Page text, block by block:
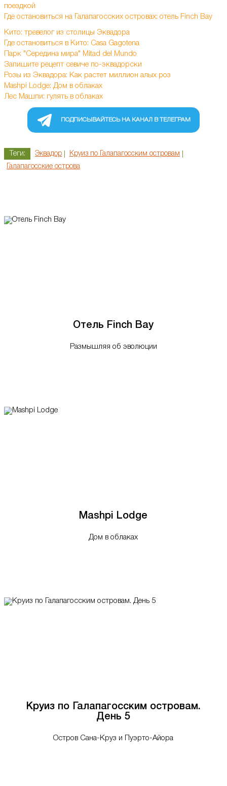
поездкой
Где остановиться на Галапагосских островах: отель Finch Bay
Кито: тревелог из столицы Эквадора
Где остановиться в Кито: Casa Gagotena
Парк "Середина мира" Mitad del Mundo
Запишите рецепт севиче по-эквадорски
Розы из Эквадора: Как растет миллион алых роз
Mashpi Lodge: Дом в облаках
Лес Машпи: гулять в облаках
ПОДПИСЫВАЙТЕСЬ НА КАНАЛ В ТЕЛЕГРАМ
Теги: Эквадор
Круиз по Галапагосским островам
Галапагосские острова
Отель Finch Bay
Размышляя об эволюции
Mashpi Lodge
Дом в облаках
Круиз по Галапагосским островам.
День 5
Остров Сана-Круз и Пуэрто-Айора